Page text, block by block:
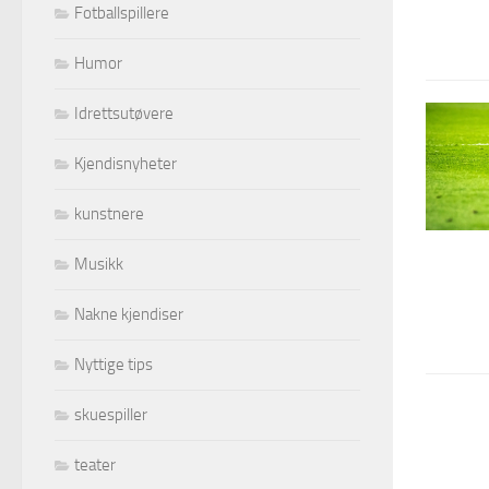
Fotballspillere
Humor
Idrettsutøvere
Kjendisnyheter
kunstnere
Musikk
Nakne kjendiser
Nyttige tips
skuespiller
teater